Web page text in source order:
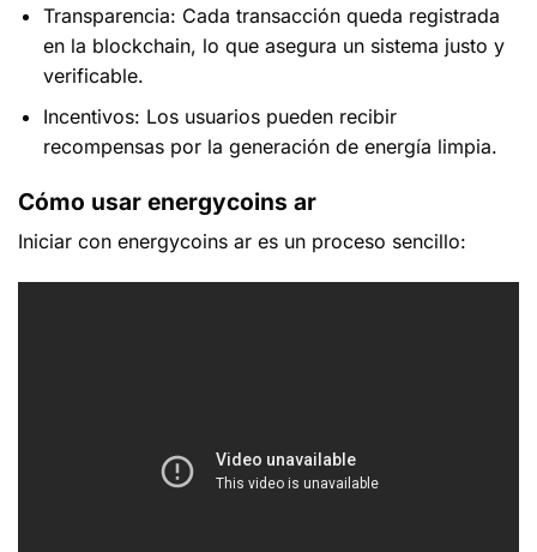
Transparencia: Cada transacción queda registrada
en la blockchain, lo que asegura un sistema justo y
verificable.
Incentivos: Los usuarios pueden recibir
recompensas por la generación de energía limpia.
Cómo usar energycoins ar
Iniciar con energycoins ar es un proceso sencillo: